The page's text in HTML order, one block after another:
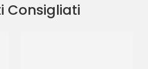
Consigliati